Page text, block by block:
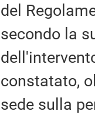
del
secondo la
constatato,
sede sulla